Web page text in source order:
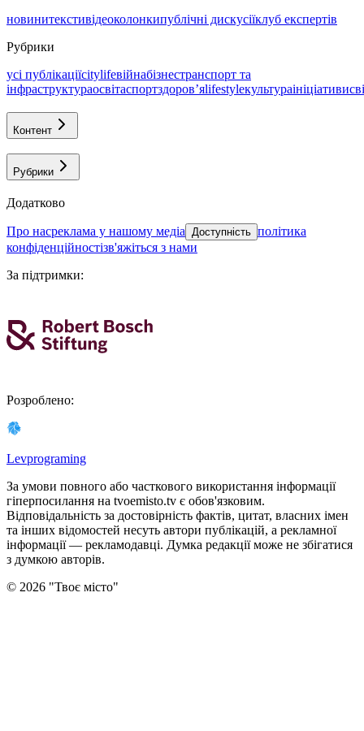
новинитекстивідеоколонкипублічні дискусіїклуб експертів
Рубрики
усі публікаціїcitylifeвійнабізнестранспорт та
інфраструктураосвітаспортздоровʼяlifestyleкультураініціативи
Контент
Рубрики
Додатково
про насреклама у нашому медіа Доступність політика
конфіденційностізв'яжіться з нами
За підтримки:
Розроблено:
Levprograming
За умови повного або часткового використання iнформацiї
гіперпосилання на tvoemisto.tv є обов'язковим.
Відповідальність за достовірність фактів, цитат, власних імен
та інших відомостей несуть автори публікацій, а рекламної
інформації — рекламодавці. Думка редакцiї може не збiгатися
з думкою авторiв.
© 2026 "Твоє місто"